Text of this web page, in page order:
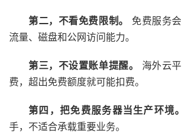
第二，不看免费限制。
免费服务
流量、磁盘和公网访问能力。
第三，不设置账单提醒。
海外云
费，超出免费额度就可能扣费。
第四，把免费服务器当生产环境。
手，不适合承载重要业务。